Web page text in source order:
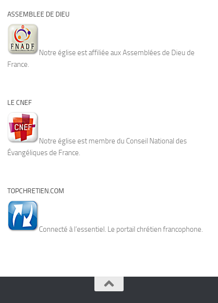
ASSEMBLEE DE DIEU
Notre église est affiliée aux Assemblées de Dieu de
France.
LE CNEF
Notre église est membre du Conseil National des
Évangéliques de France.
TOPCHRETIEN.COM
Connecté à l’essentiel. Le portail chrétien francophone.